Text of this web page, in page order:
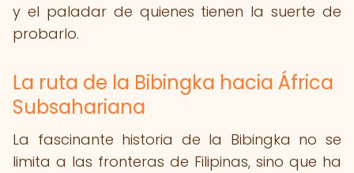
y el paladar de quienes tienen la suerte de
probarlo.
La ruta de la Bibingka hacia África
Subsahariana
La fascinante historia de la Bibingka no se
limita a las fronteras de Filipinas, sino que ha